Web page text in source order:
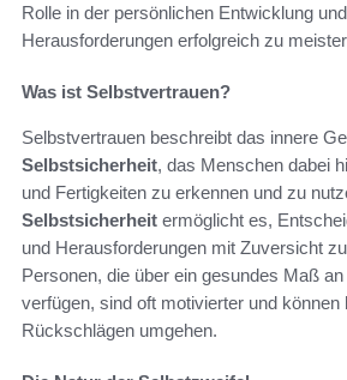
Rolle in der persönlichen Entwicklung
Herausforderungen erfolgreich zu
Was ist Selbstvertrauen?
Selbstvertrauen beschreibt das innere
Selbstsicherheit, das Menschen dabei
und Fertigkeiten zu erkennen und zu
Selbstsicherheit ermöglicht es,
und Herausforderungen mit Zuversicht
Personen, die über ein gesundes Maß
verfügen, sind oft motivierter und können
Rückschlägen umgehen.